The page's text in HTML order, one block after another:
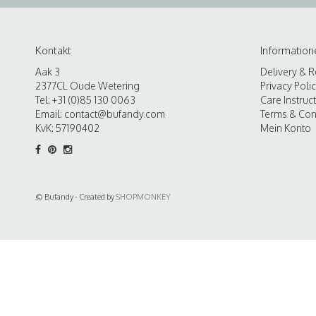
Kontakt
Aak 3
2377CL Oude Wetering
Tel: +31 (0)85 130 0063
Email: contact@bufandy.com
KvK: 57190402
Delivery &
Privacy
Care
Terms &
Mein Konto
© Bufandy - Created bySHOPMONKEY